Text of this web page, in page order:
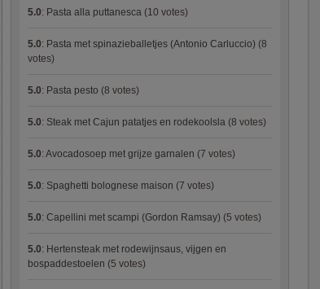
5.0: Pasta alla puttanesca (10 votes)
5.0: Pasta met spinazieballetjes (Antonio Carluccio) (8
votes)
5.0: Pasta pesto (8 votes)
5.0: Steak met Cajun patatjes en rodekoolsla (8 votes)
5.0: Avocadosoep met grijze garnalen (7 votes)
5.0: Spaghetti bolognese maison (7 votes)
5.0: Capellini met scampi (Gordon Ramsay) (5 votes)
5.0: Hertensteak met rodewijnsaus, vijgen en
bospaddestoelen (5 votes)